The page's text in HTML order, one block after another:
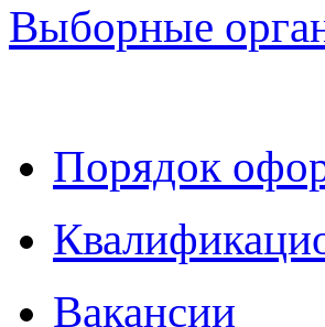
Выборные
Порядок
Вакансии